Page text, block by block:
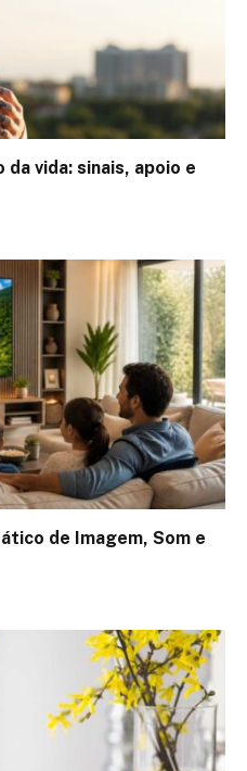
vida: sinais, apoio e
de Imagem, Som e